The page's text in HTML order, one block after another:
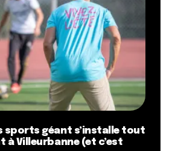
sports géant s’installe tout
à Villeurbanne (et c’est